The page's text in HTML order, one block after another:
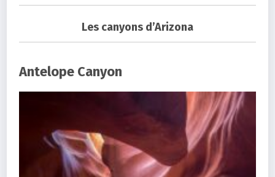
Les canyons d’Arizona
Antelope Canyon